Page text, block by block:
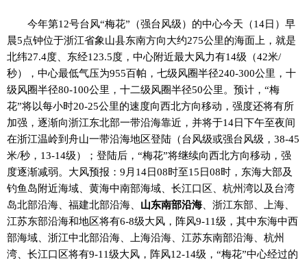
今年第12号台风“梅花”（强台风级）的中心今天（14日）早
晨5点钟位于浙江省象山县东南方向大约275公里的海面上，就是
北纬27.4度、东经123.5度，中心附近最大风力有14级（42米/
秒），中心最低气压为955百帕，七级风圈半径240-300公里，十
级风圈半径80-100公里，十二级风圈半径50公里。预计，“梅
花”将以每小时20-25公里的速度向西北方向移动，强度还将有所
加强，逐渐向浙江东北部一带沿海靠近，并将于14日下午至夜间
在浙江温岭到舟山一带沿海地区登陆（台风级或强台风级，38-45
米/秒，13-14级）；登陆后，“梅花”将继续向西北方向移动，强
度逐渐减弱。大风预报：9月14日08时至15日08时，东海大部及
钓鱼岛附近海域、黄海中南部海域、长江口区、杭州湾以及台湾
岛北部沿海、福建北部沿海、 山东南部沿海 、浙江东部、上海、
江苏东部沿海和地区将有6-8级大风，阵风9-11级，其中东海中西
部海域、浙江中北部沿海、上海沿海、江苏东南部沿海、杭州
湾、长江口区将有9-11级大风，阵风12-14级，“梅花”中心经过的